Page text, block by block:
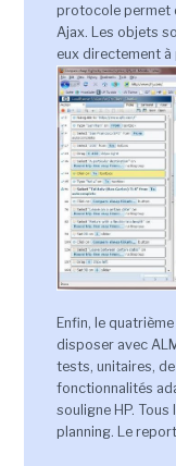
protocole permet
Ajax. Les objets
eux directement
Enfin, le
disposer avec
tests, unitaires,
fonctionnalités
souligne HP.
planning. Le